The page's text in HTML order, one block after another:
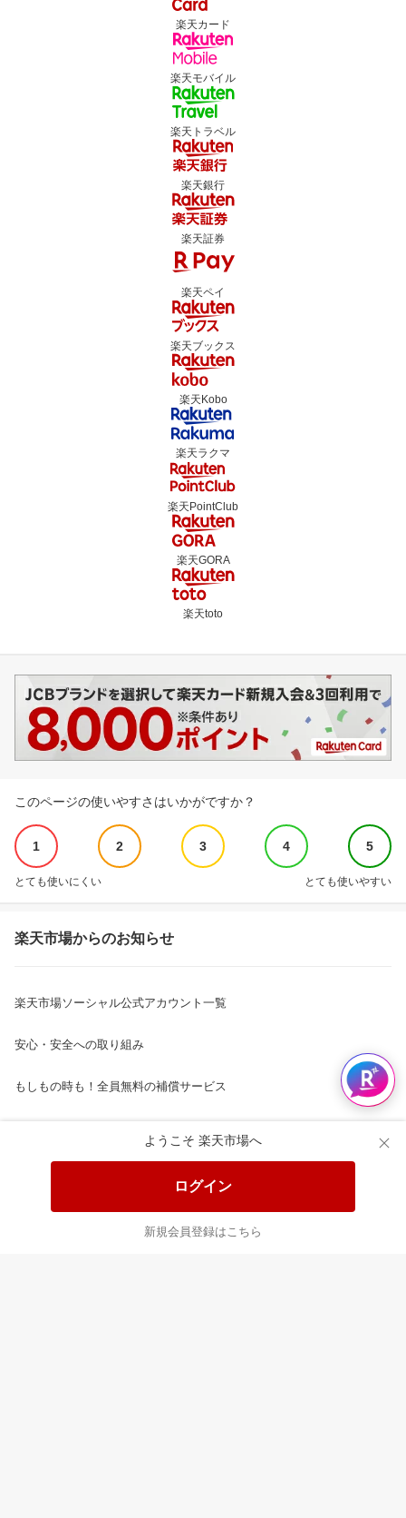
ようこそ 楽天市場へ
ログイン
新規会員登録はこちら
楽天カード
楽天モバイル
楽天トラベル
楽天銀行
楽天証券
楽天ペイ
楽天ブックス
楽天Kobo
楽天ラクマ
楽天PointClub
楽天GORA
楽天toto
このページの使いやすさはいかがですか？
1 2 3 4 5
とても使いにくい とても使いやすい
楽天市場からのお知らせ
楽天市場ソーシャル公式アカウント一覧
安心・安全への取り組み
もしもの時も！全員無料の補償サービス
楽天ショッピングサービスご利用規約